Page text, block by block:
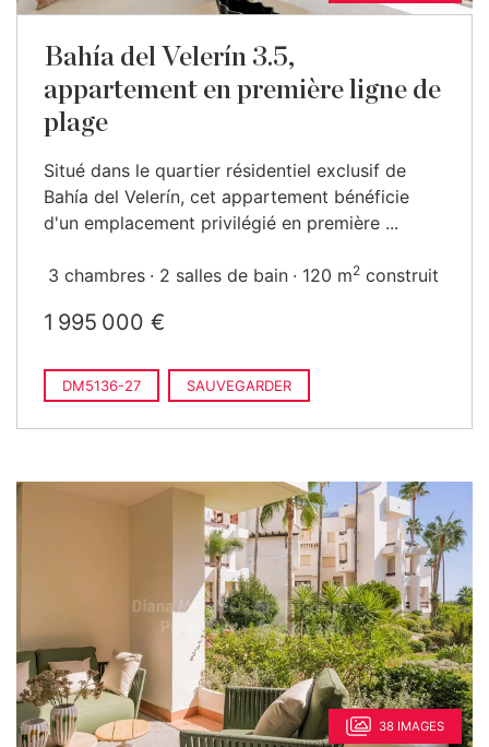
Bahía del Velerín 3.5,
appartement en première ligne de
plage
Situé dans le quartier résidentiel exclusif de
Bahía del Velerín, cet appartement bénéficie
d'un emplacement privilégié en première ...
3 chambres 2 salles de bain 120 m2 construit
1 995 000 €
DM5136-27 SAUVEGARDER
38 IMAGES